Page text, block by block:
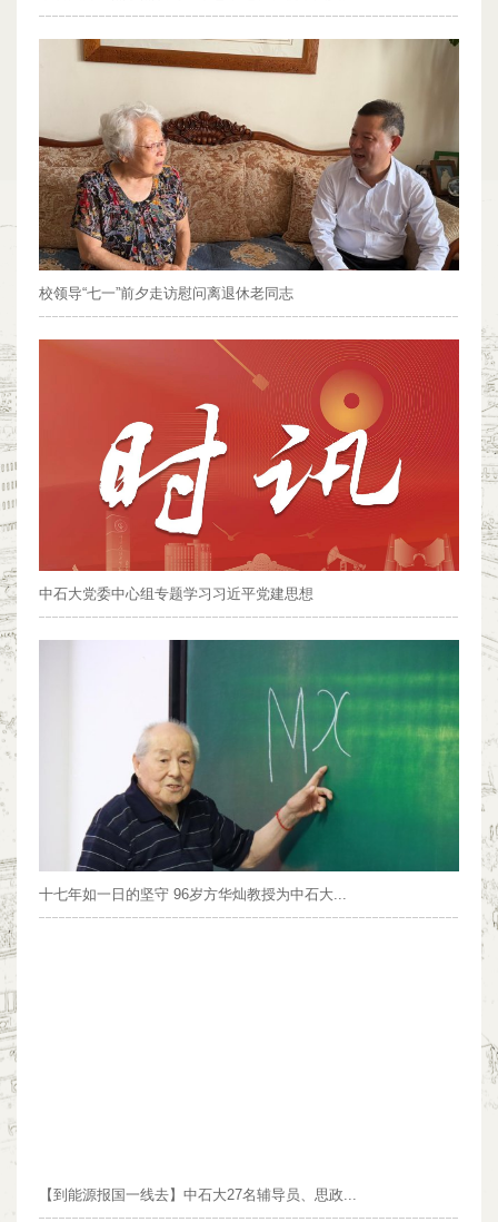
校领导“七一”前夕走访慰问离退休老同志
中石大党委中心组专题学习习近平党建思想
十七年如一日的坚守 96岁方华灿教授为中石大...
【到能源报国一线去】中石大27名辅导员、思政...